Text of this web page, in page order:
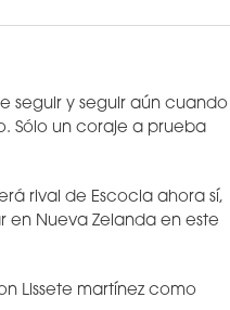
seguir y seguir aún cuando
Sólo un coraje a prueba
rival de Escocia ahora sí,
en Nueva Zelanda en este
Lissete martínez como